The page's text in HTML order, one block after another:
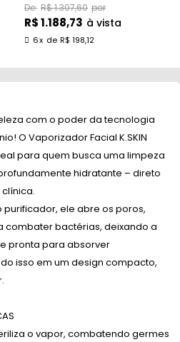
R$ 1.307,60
R$ 1.188,73 à vista
6x de R$ 198,12
com o poder da tecnologia
O Vaporizador Facial K.SKIN
para quem busca uma limpeza
hidratante – direto
ele abre os poros,
combater bactérias, deixando a
pronta para absorver
isso em um design compacto,
o vapor, combatendo germes